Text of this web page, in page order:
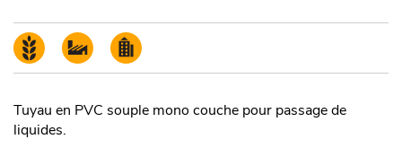
Tuyau en PVC souple mono couche pour passage de
liquides.